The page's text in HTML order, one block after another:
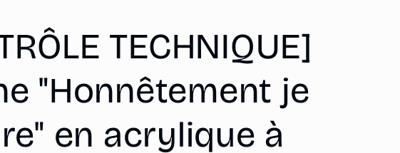
TECHNIQUE]
"Honnêtement je
en acrylique à